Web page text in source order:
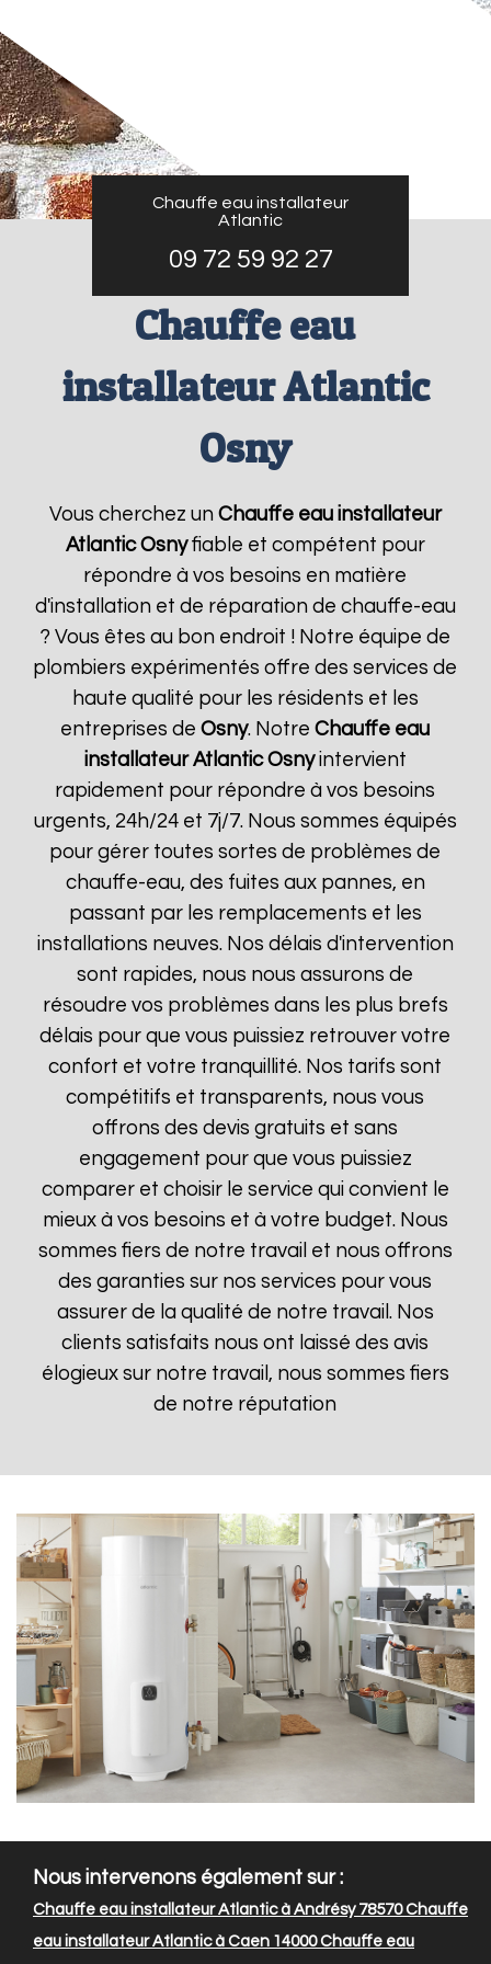
Chauffe eau installateur
Atlantic
09 72 59 92 27
Chauffe eau
installateur Atlantic
Osny
Vous cherchez un Chauffe eau installateur
Atlantic Osnyfiable et compétent pour
répondre à vos besoins en matière
d'installation et de réparation de chauffe-eau
? Vous êtes au bon endroit ! Notre équipe de
plombiers expérimentés offre des services de
haute qualité pour les résidents et les
entreprises deOsny. NotreChauffe eau
installateur Atlantic Osnyintervient
rapidement pour répondre à vos besoins
urgents, 24h/24 et 7j/7. Nous sommes équipés
pour gérer toutes sortes de problèmes de
chauffe-eau, des fuites aux pannes, en
passant par les remplacements et les
installations neuves. Nos délais d'intervention
sont rapides, nous nous assurons de
résoudre vos problèmes dans les plus brefs
délais pour que vous puissiez retrouver votre
confort et votre tranquillité. Nos tarifs sont
compétitifs et transparents, nous vous
offrons des devis gratuits et sans
engagement pour que vous puissiez
comparer et choisir le service qui convient le
mieux à vos besoins et à votre budget. Nous
sommes fiers de notre travail et nous offrons
des garanties sur nos services pour vous
assurer de la qualité de notre travail. Nos
clients satisfaits nous ont laissé des avis
élogieux sur notre travail, nous sommes fiers
de notre réputation
Nous intervenons également sur :
Chauffe eau installateur Atlantic à Andrésy 78570Chauffe
eau installateur Atlantic à Caen 14000Chauffe eau